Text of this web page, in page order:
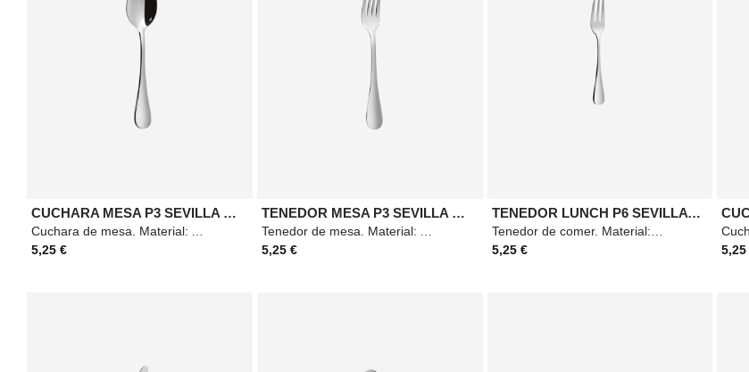
CUCHARA MESA P3 SEVILLA MAZO
5,25 €
TENEDOR MESA P3 SEVILLA MAZO
5,25 €
TENEDOR LUNCH P6 SEVILLA MAZO
5,25 €
5,25